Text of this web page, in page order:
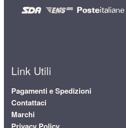
Link Utili
Pagamenti e Spedizioni
Contattaci
Marchi